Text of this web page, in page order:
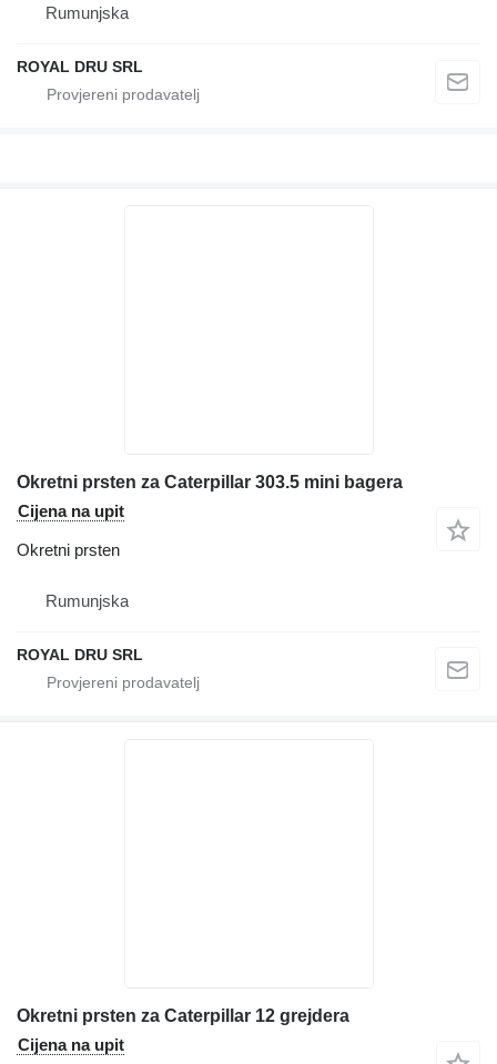
Rumunjska
ROYAL DRU SRL
Okretni prsten za Caterpillar 303.5 mini bagera
Cijena na upit
Okretni prsten
Rumunjska
ROYAL DRU SRL
Okretni prsten za Caterpillar 12 grejdera
Cijena na upit